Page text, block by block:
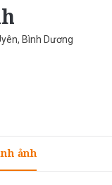
Bình Dương
ảnh